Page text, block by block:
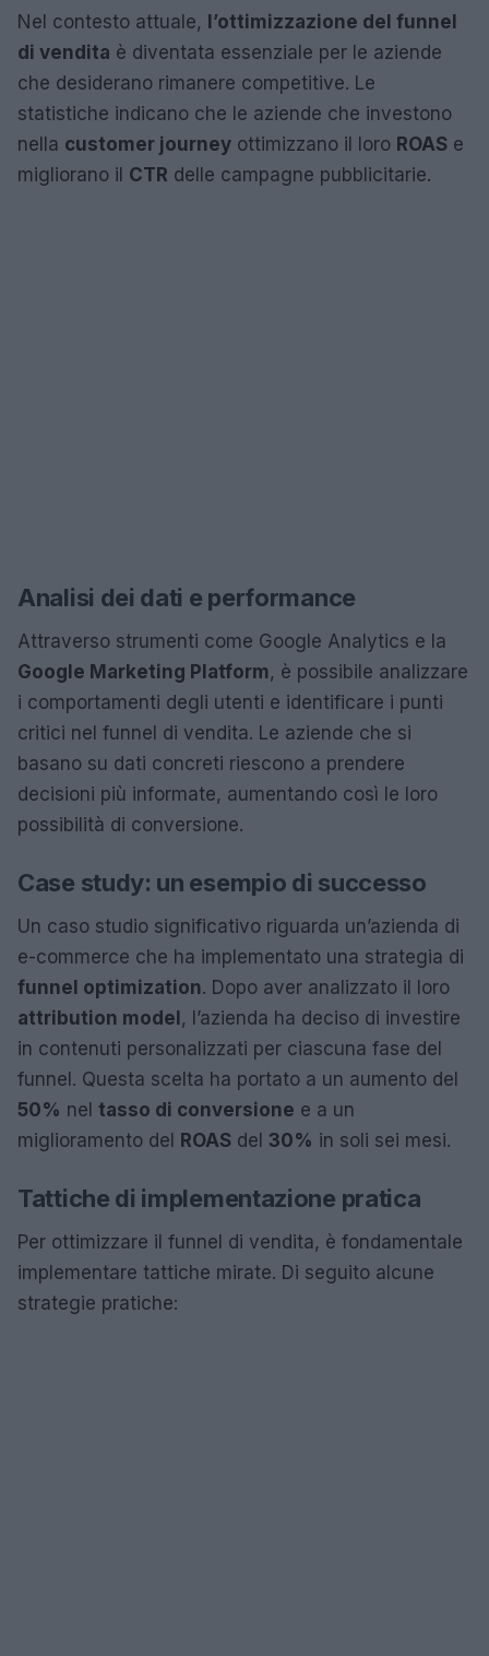
Nel contesto attuale, l’ottimizzazione del funnel
di vendita è diventata essenziale per le aziende
che desiderano rimanere competitive. Le
statistiche indicano che le aziende che investono
nella customer journey ottimizzano il loro ROAS e
migliorano il CTR delle campagne pubblicitarie.
Analisi dei dati e performance
Attraverso strumenti come Google Analytics e la
Google Marketing Platform, è possibile analizzare
i comportamenti degli utenti e identificare i punti
critici nel funnel di vendita. Le aziende che si
basano su dati concreti riescono a prendere
decisioni più informate, aumentando così le loro
possibilità di conversione.
Case study: un esempio di successo
Un caso studio significativo riguarda un’azienda di
e-commerce che ha implementato una strategia di
funnel optimization. Dopo aver analizzato il loro
attribution model, l’azienda ha deciso di investire
in contenuti personalizzati per ciascuna fase del
funnel. Questa scelta ha portato a un aumento del
50% nel tasso di conversione e a un
miglioramento del ROAS del 30% in soli sei mesi.
Tattiche di implementazione pratica
Per ottimizzare il funnel di vendita, è fondamentale
implementare tattiche mirate. Di seguito alcune
strategie pratiche: